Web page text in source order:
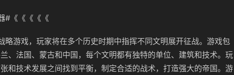
#《《《《《
略游戏，玩家将在多个历史时期中指挥不同文明展开征战。游戏包
法国、蒙古和中国，每个文明都有独特的单位、建筑和技术。玩
和技术发展之间找到平衡，制定合适的战术，打造强大的帝国。游